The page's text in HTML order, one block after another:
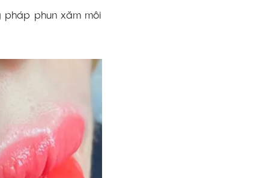
pháp phun xăm môi